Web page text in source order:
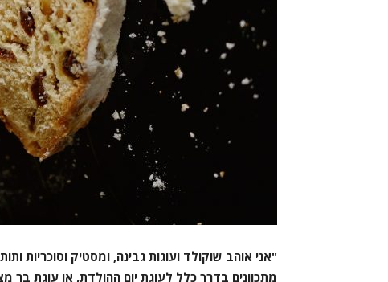
"אני אוהב שוקולד ועוגות גבינה, ומסטיק וסוכריות
מתכוונים בדרך כלל לעוגת יום ההולדת, או עוגת בר